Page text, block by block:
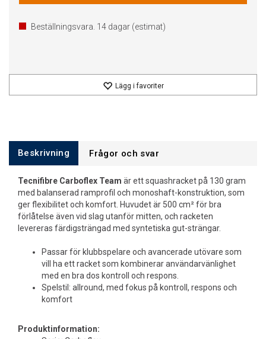
Beställningsvara. 14 dagar (estimat)
Lägg i favoriter
Beskrivning Frågor och svar
Tecnifibre Carboflex Team är ett squashracket på 130 gram
med balanserad ramprofil och monoshaft-konstruktion, som
ger flexibilitet och komfort. Huvudet är 500 cm² för bra
förlåtelse även vid slag utanför mitten, och racketen
levereras färdigsträngad med syntetiska gut-strängar.
Passar för klubbspelare och avancerade utövare som
vill ha ett racket som kombinerar användarvänlighet
med en bra dos kontroll och respons.
Spelstil: allround, med fokus på kontroll, respons och
komfort
Produktinformation: